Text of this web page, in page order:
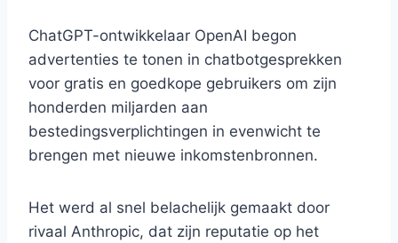
ChatGPT-ontwikkelaar OpenAI begon
advertenties te tonen in chatbotgesprekken
voor gratis en goedkope gebruikers om zijn
honderden miljarden aan
bestedingsverplichtingen in evenwicht te
brengen met nieuwe inkomstenbronnen.
Het werd al snel belachelijk gemaakt door
rivaal Anthropic, dat zijn reputatie op het